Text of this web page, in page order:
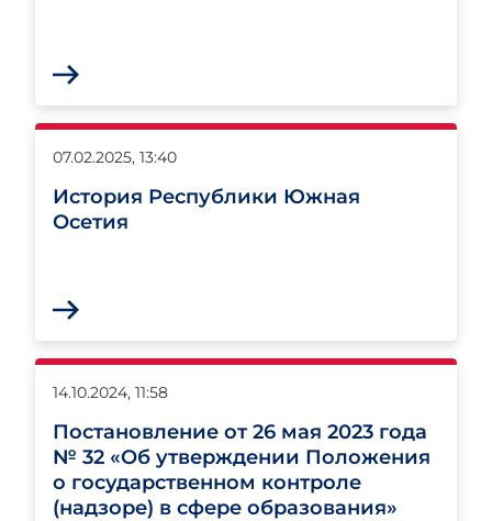
История Республики Южная
Осетия
07.02.2025, 13:40
Постановление от 26 мая 2023 года
№ 32 «Об утверждении Положения
о государственном контроле
(надзоре) в сфере образования»
14.10.2024, 11:58